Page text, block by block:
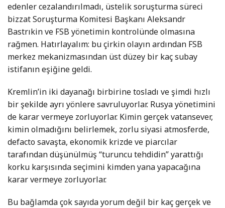
edenler cezalandırılmadı, üstelik soruşturma süreci
bizzat Soruşturma Komitesi Başkanı Aleksandr
Bastrıkin ve FSB yönetimin kontrolünde olmasına
rağmen. Hatırlayalım: bu çirkin olayın ardından FSB
merkez mekanizmasından üst düzey bir kaç subay
istifanın eşiğine geldi.
Kremlin’in iki dayanağı birbirine tosladı ve şimdi hızlı
bir şekilde ayrı yönlere savruluyorlar. Rusya yönetimini
de karar vermeye zorluyorlar. Kimin gerçek vatansever,
kimin olmadığını belirlemek, zorlu siyasi atmosferde,
defacto savaşta, ekonomik krizde ve piarcılar
tarafından düşünülmüş “turuncu tehdidin” yarattığı
korku karşısında seçimini kimden yana yapacağına
karar vermeye zorluyorlar.
Bu bağlamda çok sayıda yorum değil bir kaç gerçek ve